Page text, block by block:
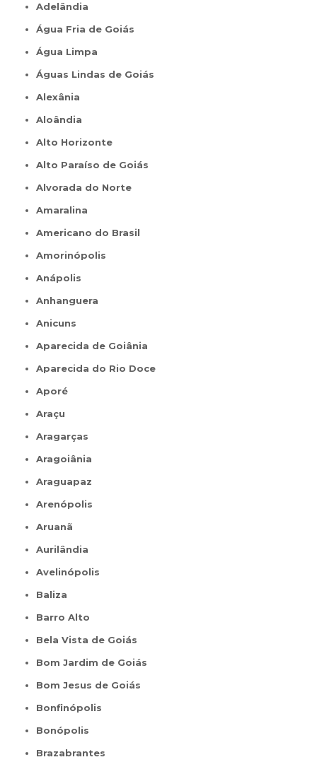
Adelândia
Água Fria de Goiás
Água Limpa
Águas Lindas de Goiás
Alexânia
Aloândia
Alto Horizonte
Alto Paraíso de Goiás
Alvorada do Norte
Amaralina
Americano do Brasil
Amorinópolis
Anápolis
Anhanguera
Anicuns
Aparecida de Goiânia
Aparecida do Rio Doce
Aporé
Araçu
Aragarças
Aragoiânia
Araguapaz
Arenópolis
Aruanã
Aurilândia
Avelinópolis
Baliza
Barro Alto
Bela Vista de Goiás
Bom Jardim de Goiás
Bom Jesus de Goiás
Bonfinópolis
Bonópolis
Brazabrantes